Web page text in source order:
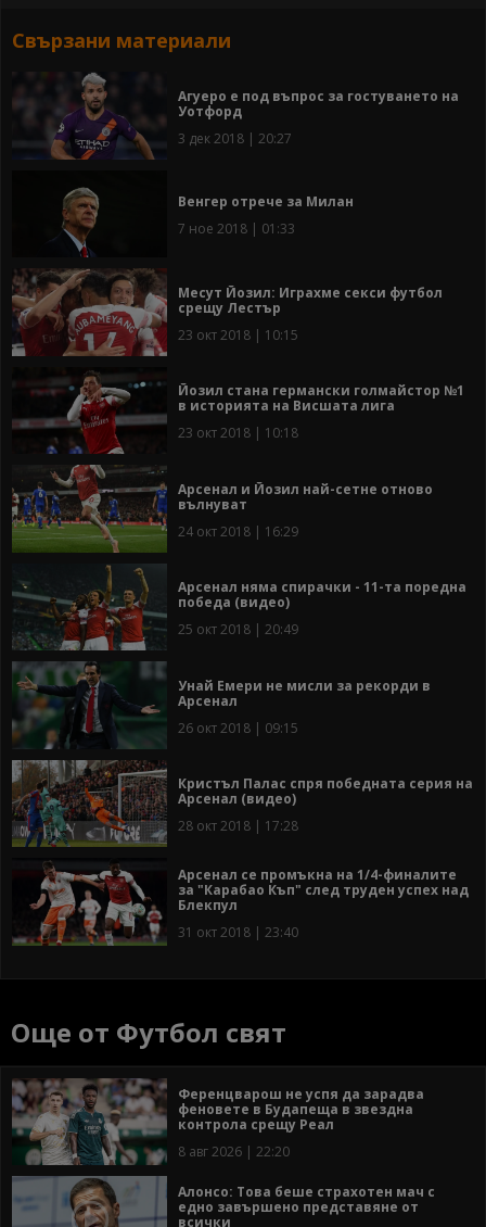
Свързани материали
Агуеро е под въпрос за гостуването на
Уотфорд
3 дек 2018 | 20:27
Венгер отрече за Милан
7 ное 2018 | 01:33
Месут Йозил: Играхме секси футбол
срещу Лестър
23 окт 2018 | 10:15
Йозил стана германски голмайстор №1
в историята на Висшата лига
23 окт 2018 | 10:18
Арсенал и Йозил най-сетне отново
вълнуват
24 окт 2018 | 16:29
Арсенал няма спирачки - 11-та поредна
победа (видео)
25 окт 2018 | 20:49
Унай Емери не мисли за рекорди в
Арсенал
26 окт 2018 | 09:15
Кристъл Палас спря победната серия на
Арсенал (видео)
28 окт 2018 | 17:28
Арсенал се промъкна на 1/4-финалите
за "Карабао Къп" след труден успех над
Блекпул
31 окт 2018 | 23:40
Още от Футбол свят
Ференцварош не успя да зарадва
феновете в Будапеща в звездна
контрола срещу Реал
8 авг 2026 | 22:20
Алонсо: Това беше страхотен мач с
едно завършено представяне от
всички